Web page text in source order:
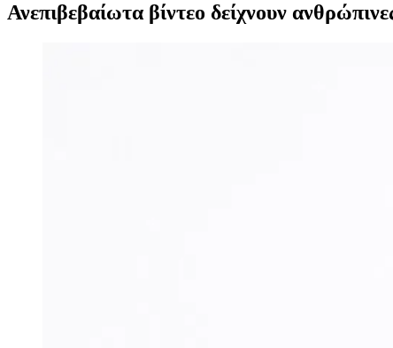
Ανεπιβεβαίωτα βίντεο δείχνουν